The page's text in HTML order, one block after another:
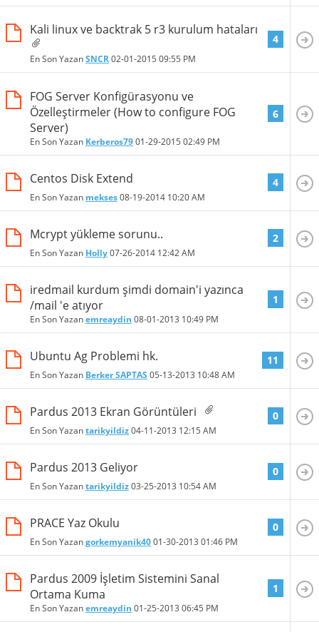
Kali linux ve backtrak 5 r3 kurulum hataları
En Son YazanSNCR02-01-2015 09:55 PM
4
FOG Server Konfigürasyonu ve
Özelleştirmeler (How to configure FOG
Server)
En Son Yazan Kerberos7901-29-2015 02:49 PM
6
Centos Disk Extend
En Son Yazan mekses08-19-2014 10:20 AM
4
Mcrypt yükleme sorunu..
En Son Yazan Holly07-26-2014 12:42 AM
2
iredmail kurdum şimdi domain'i yazınca
/mail 'e atıyor
En Son Yazanemreaydin 08-01-2013 10:49 PM
1
Ubuntu Ag Problemi hk.
En Son Yazan Berker SAPTAS 05-13-2013 10:48 AM
11
Pardus 2013 Ekran Görüntüleri
En Son Yazantarikyildiz04-11-2013 12:15 AM
0
Pardus 2013 Geliyor
En Son Yazantarikyildiz03-25-2013 10:54 AM
0
PRACE Yaz Okulu
En Son Yazangorkemyanik4001-30-2013 01:46 PM
0
Pardus 2009 İşletim Sistemini Sanal
Ortama Kuma
En Son Yazanemreaydin 01-25-2013 06:45 PM
1